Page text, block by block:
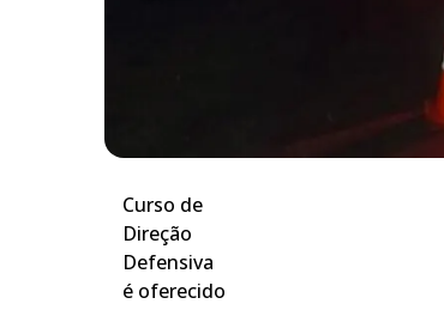
Curso de
Direção
Defensiva
é oferecido